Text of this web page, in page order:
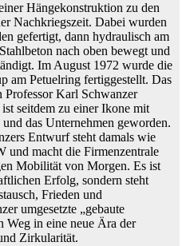
Hängekonstruktion zu den
Nachkriegszeit. Dabei wurden
gefertigt, dann hydraulisch am
nach oben bewegt und
Im August 1972 wurde die
am Petuelring fertiggestellt. Das
Professor Karl Schwanzer
seitdem zu einer Ikone mit
das Unternehmen geworden.
Entwurf steht damals wie
und macht die Firmenzentrale
Mobilität von Morgen. Es ist
Erfolg, sondern steht
Frieden und
umgesetzte „gebaute
Weg in eine neue Ära der
Zirkularität.